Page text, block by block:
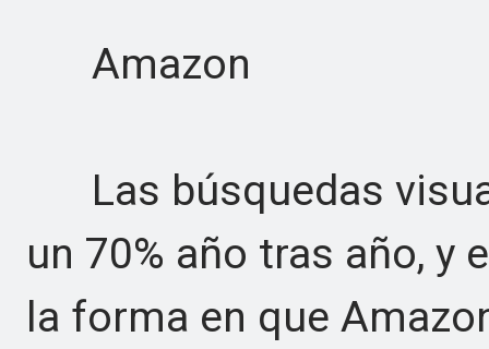
Amazon
Las búsquedas
un 70% año tras año,
la forma en que